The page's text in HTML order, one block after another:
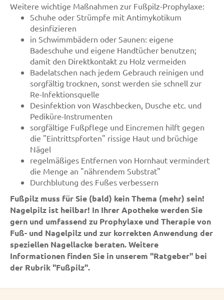
Weitere wichtige Maßnahmen zur Fußpilz-Prophylaxe:
Schuhe oder Strümpfe mit Antimykotikum
desinfizieren
in Schwimmbädern oder Saunen: eigene
Badeschuhe und eigene Handtücher benutzen;
damit den Direktkontakt zu Holz vermeiden
Badelatschen nach jedem Gebrauch reinigen und
sorgfältig trocknen, sonst werden sie schnell zur
Re-Infektionsquelle
Desinfektion von Waschbecken, Dusche etc. und
Pediküre-Instrumenten
sorgfältige Fußpflege und Eincremen hilft gegen
die "Eintrittspforten" rissige Haut und brüchige
Nägel
regelmäßiges Entfernen von Hornhaut vermindert
die Menge an "nährendem Substrat"
Durchblutung des Fußes verbessern
Fußpilz muss für Sie (bald) kein Thema (mehr) sein!
Nagelpilz ist heilbar! In Ihrer Apotheke werden Sie
gern und umfassend zu Prophylaxe und Therapie von
Fuß- und Nagelpilz und zur korrekten Anwendung der
speziellen Nagellacke beraten. Weitere
Informationen finden Sie in unserem "Ratgeber" bei
der Rubrik "Fußpilz".